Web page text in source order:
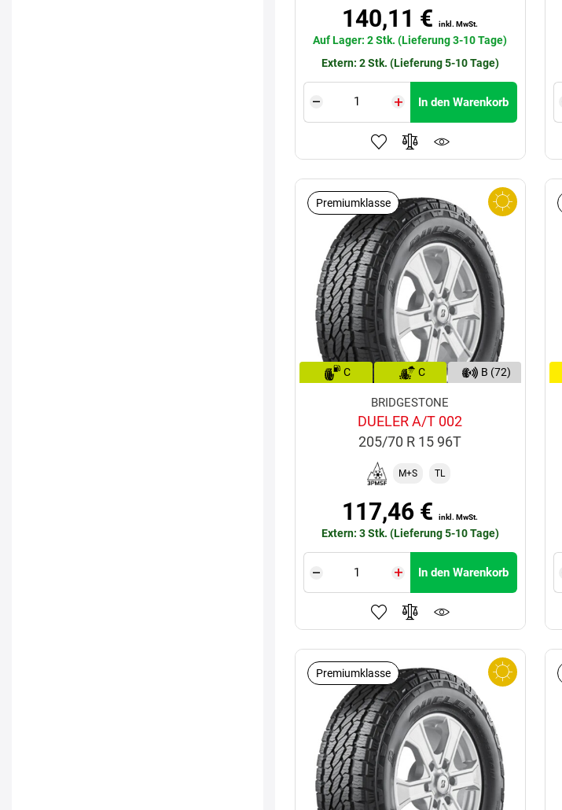
140,11 €inkl. MwSt.
Auf Lager: 2 Stk. (Lieferung 3-10 Tage)
Extern: 2 Stk. (Lieferung 5-10 Tage)
In den Warenkorb
Premiumklasse
C C B (72)
BRIDGESTONE
DUELER A/T 002
205/70 R 15 96T
M+S TL
117,46 €inkl. MwSt.
Extern: 3 Stk. (Lieferung 5-10 Tage)
In den Warenkorb
Premiumklasse